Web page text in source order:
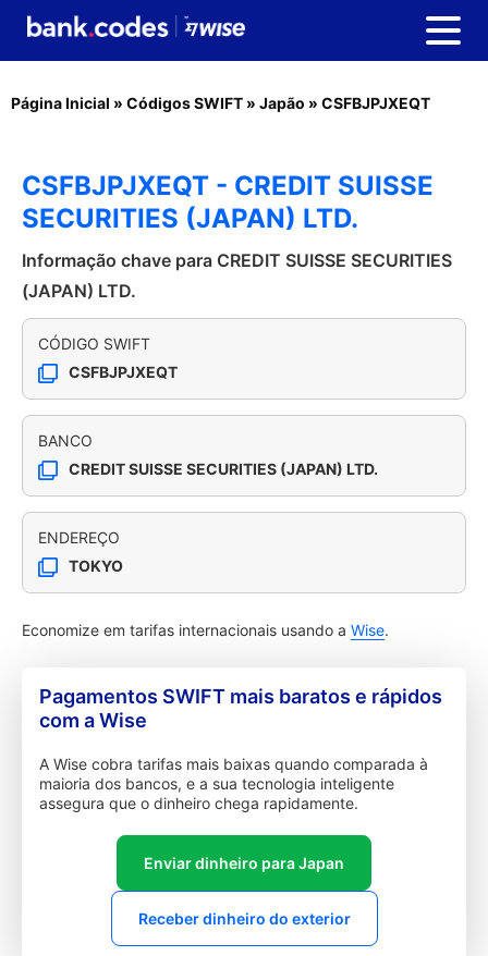
Página Inicial » Códigos SWIFT » Japão » CSFBJPJXEQT
CSFBJPJXEQT - CREDIT SUISSE
SECURITIES (JAPAN) LTD.
Informação chave para CREDIT SUISSE SECURITIES
(JAPAN) LTD.
CÓDIGO SWIFT
CSFBJPJXEQT
BANCO
CREDIT SUISSE SECURITIES (JAPAN) LTD.
ENDEREÇO
TOKYO
Economize em tarifas internacionais usando a Wise.
Pagamentos SWIFT mais baratos e rápidos
com a Wise
A Wise cobra tarifas mais baixas quando comparada à
maioria dos bancos, e a sua tecnologia inteligente
assegura que o dinheiro chega rapidamente.
Enviar dinheiro para Japan
Receber dinheiro do exterior